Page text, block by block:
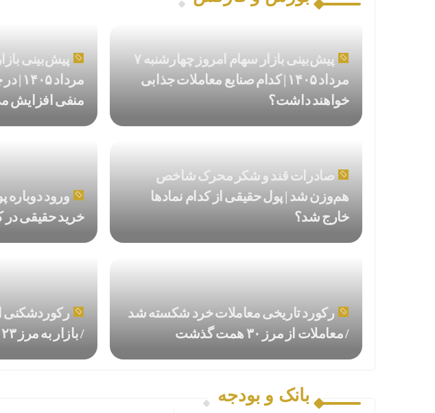
پیش‌بینی بازار سهام امروز چهارشنبه ۷
مرداد ۱۴۰۵ | کدام صنایع معاملات جذابی
خواهند داشت؟
منفی افزایش
صادرات قند و شکر محرک شاخص
هم‌وزن شد | پول حقیقی از کدام نماد‌ها
خارج شد؟
ورود دوباره
خرید حقیقی در
رکورد تاریخی معاملات خرد شکسته شد
/ معاملات از مرز ۳۰ همت گذشت
رکوردشکنی
/ بازار به مرز ۲۳ همت رسید
بانک و بودجه